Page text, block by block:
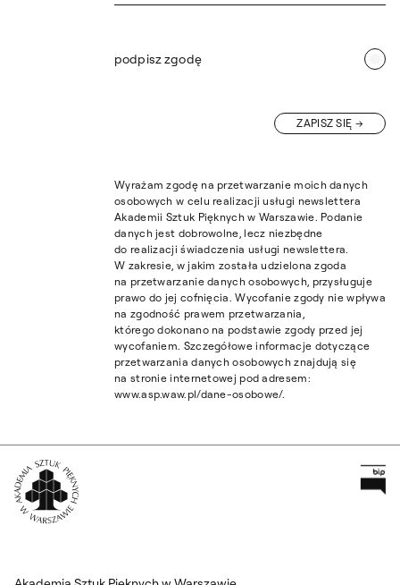
podpisz zgodę
ZAPISZ SIĘ
Wyrażam zgodę na przetwarzanie moich danych
osobowych w celu realizacji usługi newslettera
Akademii Sztuk Pięknych w Warszawie. Podanie
danych jest dobrowolne, lecz niezbędne
do realizacji świadczenia usługi newslettera.
W zakresie, w jakim została udzielona zgoda
na przetwarzanie danych osobowych, przysługuje
prawo do jej cofnięcia. Wycofanie zgody nie wpływa
na zgodność prawem przetwarzania,
którego dokonano na podstawie zgody przed jej
wycofaniem. Szczegółowe informacje dotyczące
przetwarzania danych osobowych znajdują się
na stronie internetowej pod adresem:
www.asp.waw.pl/dane-osobowe/.